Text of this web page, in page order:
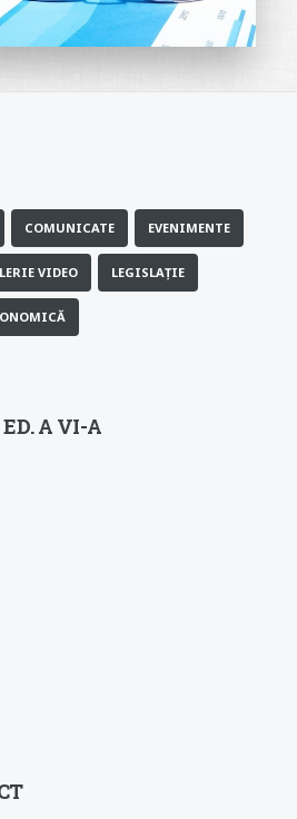
COMUNICATE EVENIMENTE
VIDEO LEGISLAȚIE
A VI-A